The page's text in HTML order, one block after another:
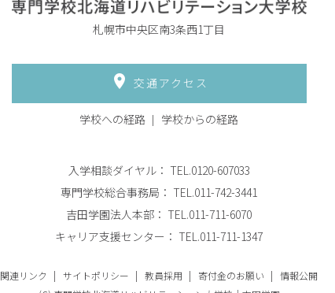
札幌市中央区南3条西1丁目
交通アクセス
学校への経路 学校からの経路
入学相談ダイヤル： TEL.0120-607033
専門学校総合事務局： TEL.011-742-3441
吉田学園法人本部： TEL.011-711-6070
キャリア支援センター： TEL.011-711-1347
関連リンク サイトポリシー 教員採用 寄付金のお願い
情報公開